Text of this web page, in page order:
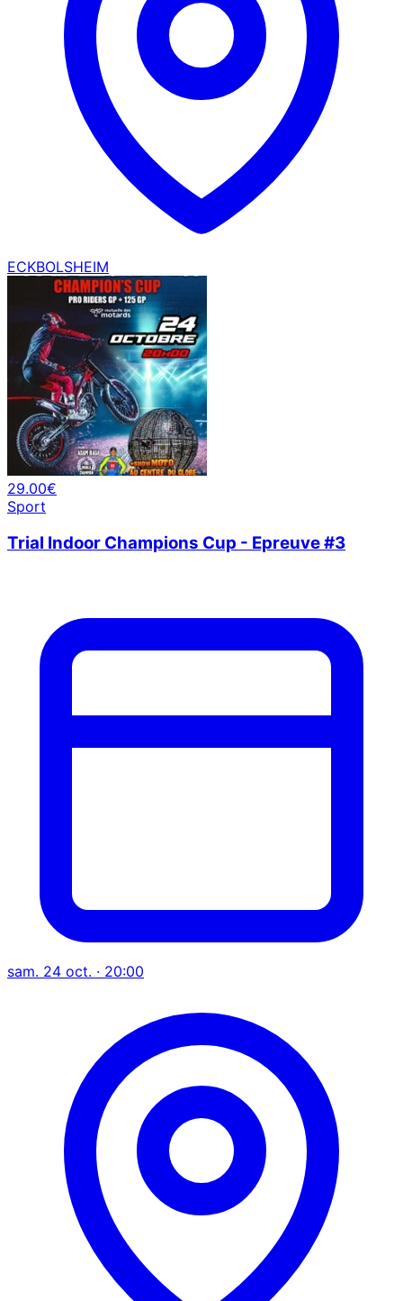
ECKBOLSHEIM
29.00€
Sport
Trial Indoor Champions Cup - Epreuve #3
sam. 24 oct. · 20:00